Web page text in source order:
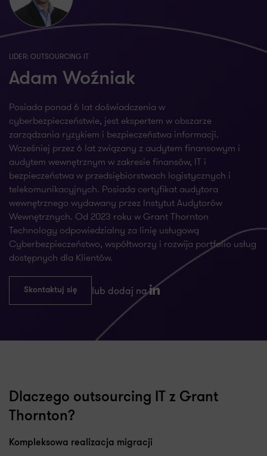
LIDER: OUTSOURCING IT
Adam Woźniak
Posiada ponad 6 lat doświadczenia w
cyberbezpieczeństwie, jest ekspertem w obszarze
zarządzania ryzykiem i bezpieczeństwa informacji.
Wcześniej przez 6 lat związany z audytem finansowym i
audytem wewnętrznym w zakresie finansów, IT i
bezpieczeństwa w przedsiębiorstwach logistycznych i
telekomunikacyjnych. Posiada certyfikat audytora
wewnętrznego wydawany przez Instytut Audytorów
Wewnętrznych. Od 2023 roku w Grant Thornton
Technology odpowiedzialny za linię usługową
Cyberbezpieczeństwo, współtworzy i rozwija portfolio usług
dostępnych dla Klientów.
Skontaktuj się lub dodaj na LinkedIn
Dlaczego outsourcing IT z Grant
Thornton?
Kompleksowa realizacja migracji